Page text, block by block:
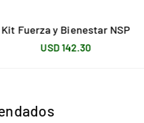
Kit Fuerza y Bienestar NSP
Precio
USD 142.30